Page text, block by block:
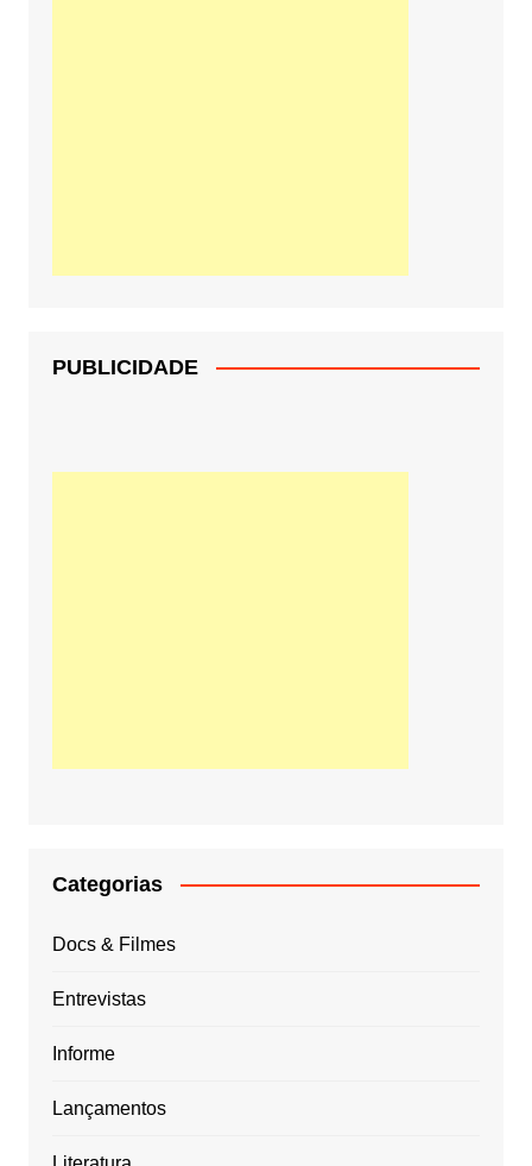
PUBLICIDADE
Categorias
Docs & Filmes
Entrevistas
Informe
Lançamentos